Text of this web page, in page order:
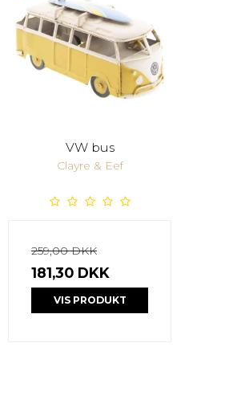
VW bus
Clayre & Eef
259,00 DKK
181,30 DKK
VIS PRODUKT